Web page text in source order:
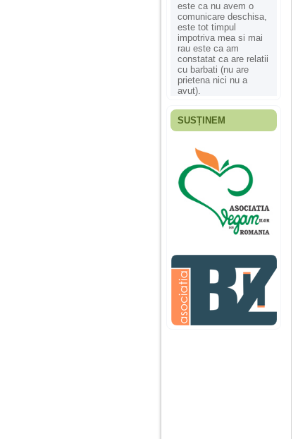
este ca nu avem o
comunicare deschisa,
este tot timpul
impotriva mea si mai
rau este ca am
constatat ca are relatii
cu barbati (nu are
prietena nici nu a
avut).
Fiica mea s-a nascut
ani, privind in urma
realizez cat de multe
greseli am facut in
educatia si cresterea
ei, am fost o mama
egoista, preocupata
de implinirea
profesionala, cand ea
era mica am neglijat-
agresiva, orice
greseala era taxata cu
o palma sau pedepse.
De 4 ani am o relatie
serioasa cu un barbat
SUSȚINEM